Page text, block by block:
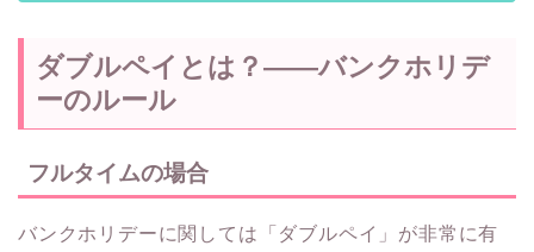
ダブルペイとは？――バンクホリデ
ーのルール
フルタイムの場合
バンクホリデーに関しては「ダブルペイ」が非常に有